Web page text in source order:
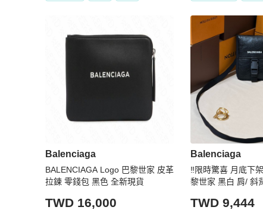
Balenciaga
BALENCIAGA Logo 巴黎世家 皮革
拉鍊 零錢包 黑色 全新現貨
TWD 16,000
Balenciaga
‼️限時驚喜 月底下
黎世家 黑白 肩/ 斜
TWD 9,444